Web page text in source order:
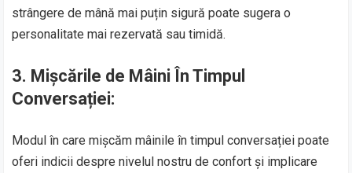
strângere de mână mai puțin sigură poate sugera o
personalitate mai rezervată sau timidă.
3. Mișcările de Mâini În Timpul
Conversației:
Modul în care mișcăm mâinile în timpul conversației poate
oferi indicii despre nivelul nostru de confort și implicare